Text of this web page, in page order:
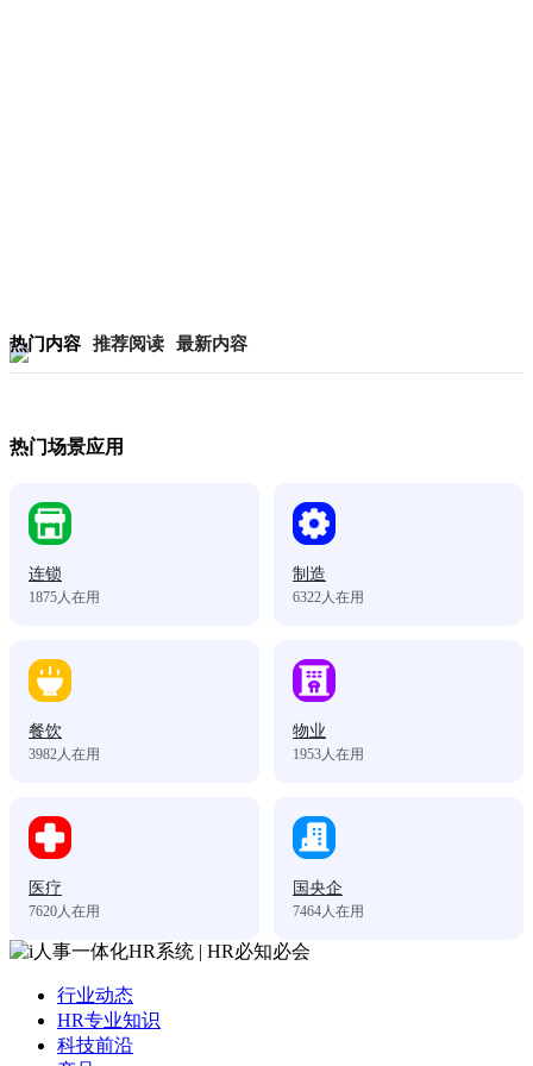
热门内容 推荐阅读 最新内容
热门场景应用
连锁
1875人在用
制造
6322人在用
餐饮
3982人在用
物业
1953人在用
医疗
7620人在用
国央企
7464人在用
行业动态
HR专业知识
科技前沿